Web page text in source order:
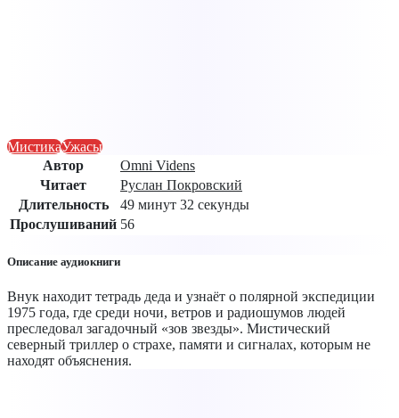
МистикаУжасы
Автор
Omni Videns
Читает
Руслан Покровский
Длительность
49 минут 32 секунды
Прослушиваний 56
Описание аудиокниги
Внук находит тетрадь деда и узнаёт о полярной экспедиции
1975 года, где среди ночи, ветров и радиошумов людей
преследовал загадочный «зов звезды». Мистический
северный триллер о страхе, памяти и сигналах, которым не
находят объяснения.